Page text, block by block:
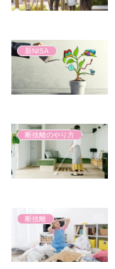
新NISA
断捨離のやり方
断捨離